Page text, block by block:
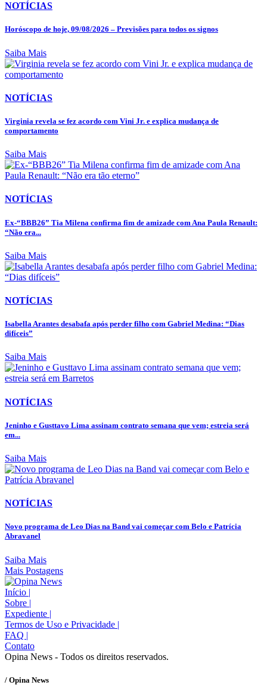
NOTÍCIAS
Horóscopo de hoje, 09/08/2026 – Previsões para todos os signos
Saiba Mais
NOTÍCIAS
Virginia revela se fez acordo com Vini Jr. e explica mudança de
comportamento
Saiba Mais
NOTÍCIAS
Ex-“BBB26” Tia Milena confirma fim de amizade com Ana Paula Renault:
“Não era...
Saiba Mais
NOTÍCIAS
Isabella Arantes desabafa após perder filho com Gabriel Medina: “Dias
difíceis”
Saiba Mais
NOTÍCIAS
Jeninho e Gusttavo Lima assinam contrato semana que vem; estreia será
em...
Saiba Mais
NOTÍCIAS
Novo programa de Leo Dias na Band vai começar com Belo e Patrícia
Abravanel
Saiba Mais
Mais Postagens
Início |
Sobre |
Expediente |
Termos de Uso e Privacidade |
FAQ |
Contato
Opina News - Todos os direitos reservados.
/ Opina News